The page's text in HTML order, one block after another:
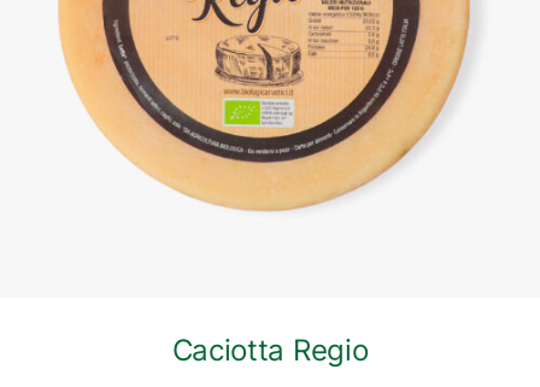
DETTAGLI
Caciotta Regio